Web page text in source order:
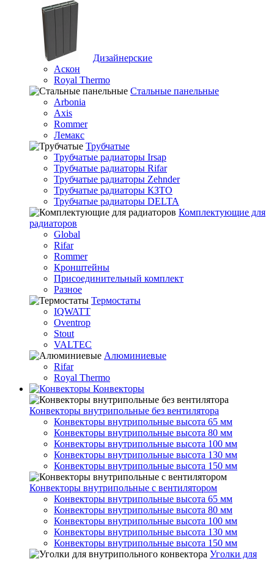
Дизайнерские
Аскон
Royal Thermo
Стальные панельные
Arbonia
Axis
Rommer
Лемакс
Трубчатые
Трубчатые радиаторы Irsap
Трубчатые радиаторы Rifar
Трубчатые радиаторы Zehnder
Трубчатые радиаторы КЗТО
Трубчатые радиаторы DELTA
Комплектующие для
радиаторов
Global
Rifar
Rommer
Кронштейны
Присоединительный комплект
Разное
Термостаты
IQWATT
Oventrop
Stout
VALTEC
Алюминиевые
Rifar
Royal Thermo
Конвекторы
Конвекторы внутрипольные без вентилятора
Конвекторы внутрипольные высота 65 мм
Конвекторы внутрипольные высота 80 мм
Конвекторы внутрипольные высота 100 мм
Конвекторы внутрипольные высота 130 мм
Конвекторы внутрипольные высота 150 мм
Конвекторы внутрипольные с вентилятором
Конвекторы внутрипольные высота 65 мм
Конвекторы внутрипольные высота 80 мм
Конвекторы внутрипольные высота 100 мм
Конвекторы внутрипольные высота 130 мм
Конвекторы внутрипольные высота 150 мм
Уголки для